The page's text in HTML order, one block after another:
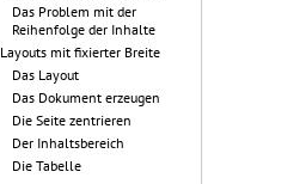
Das Problem mit der
Reihenfolge der Inhalte
Layouts mit fixierter Breite
Das Layout
Das Dokument erzeugen
Die Seite zentrieren
Der Inhaltsbereich
Die Tabelle